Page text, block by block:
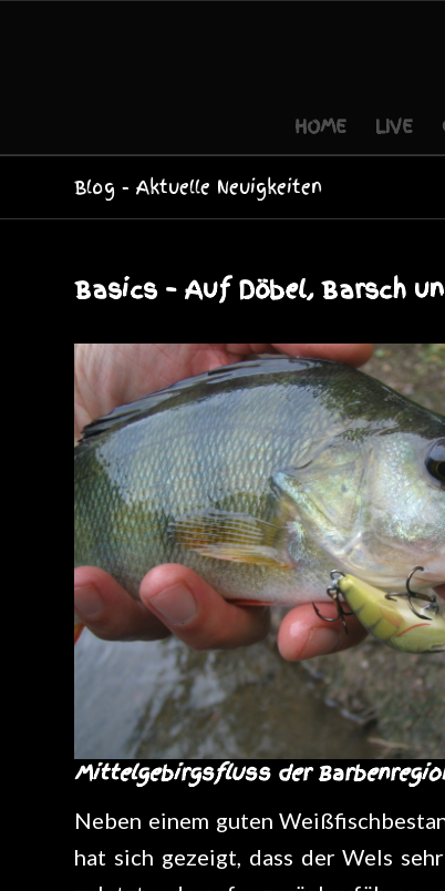
HOME LIVE
Blog - Aktuelle Neuigkeiten
Basics – Auf Döbel, Barsch
Mittelgebirgsfluss der
Neben einem guten
hat sich gezeigt, dass der Wels